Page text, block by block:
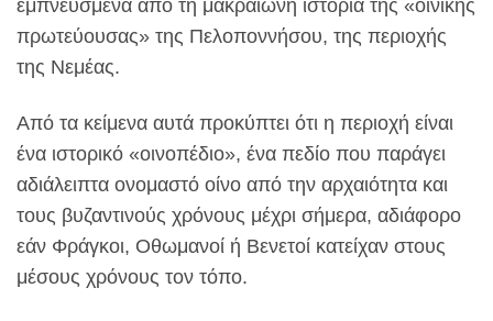
εμπνευσμένα από τη μακραίωνη ιστορία της «οινικής
πρωτεύουσας» της Πελοποννήσου, της περιοχής
της Νεμέας.
Από τα κείμενα αυτά προκύπτει ότι η περιοχή είναι
ένα ιστορικό «οινοπέδιο», ένα πεδίο που παράγει
αδιάλειπτα ονομαστό οίνο από την αρχαιότητα και
τους βυζαντινούς χρόνους μέχρι σήμερα, αδιάφορο
εάν Φράγκοι, Οθωμανοί ή Βενετοί κατείχαν στους
μέσους χρόνους τον τόπο.